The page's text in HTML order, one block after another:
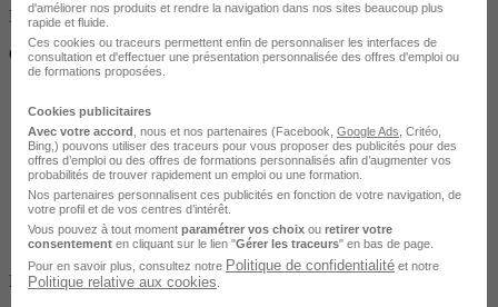
Financement facilité
CPF, OPCO, etc.
Éligible CPF
d'améliorer nos produits et rendre la navigation dans nos sites beaucoup plus
rapide et fluide.
Ces cookies ou traceurs permettent enfin de personnaliser les interfaces de
consultation et d'effectuer une présentation personnalisée des offres d'emploi ou
de formations proposées.
Cookies publicitaires
Avec votre accord , nous et nos partenaires (Facebook, Google Ads , Critéo,
Bing,) pouvons utiliser des traceurs pour vous proposer des publicités pour des
offres d’emploi ou des offres de formations personnalisés afin d’augmenter vos
probabilités de trouver rapidement un emploi ou une formation.
Nos partenaires personnalisent ces publicités en fonction de votre navigation, de
votre profil et de vos centres d’intérêt.
Vous pouvez à tout moment paramétrer vos choix ou retirer votre
consentement en cliquant sur le lien "Gérer les traceurs" en bas de page.
Pour en savoir plus, consultez notre Politique de confidentialité et notre
Politique relative aux cookies